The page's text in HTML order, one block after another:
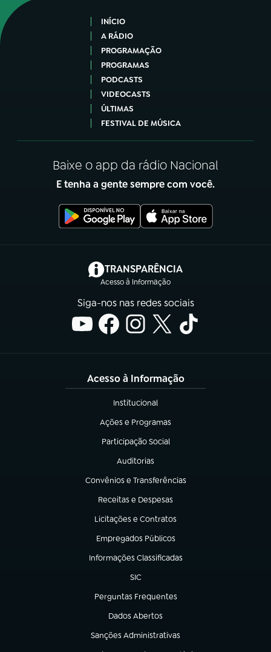
INÍCIO
A RÁDIO
PROGRAMAÇÃO
PROGRAMAS
PODCASTS
VIDEOCASTS
ÚLTIMAS
FESTIVAL DE MÚSICA
Baixe o app da rádio Nacional
E tenha a gente sempre com você.
TRANSPARÊNCIA
Acesso à Informação
(abre em nova aba)
Siga-nos nas redes sociais
Acesso à Informação
Institucional
(abre em nova aba)
Ações e Programas
(abre em nova aba)
Participação Social
(abre em nova aba)
Auditorias
(abre em nova aba)
Convênios e Transferências
(abre em nova aba)
Receitas e Despesas
(abre em nova aba)
Licitações e Contratos
(abre em nova aba)
Empregados Públicos
(abre em nova aba)
Informações Classificadas
(abre em nova aba)
SIC
(abre em nova aba)
Perguntas Frequentes
(abre em nova aba)
Dados Abertos
(abre em nova aba)
Sanções Administrativas
(abre em nova aba)